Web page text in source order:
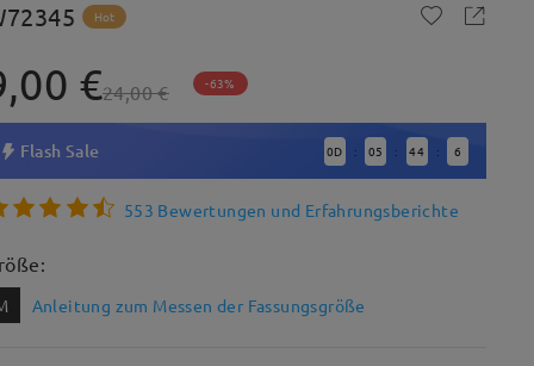
Hot
€24,00 € -63%
Flash Sale 0D : 05 : 44 : 4
553 Bewertungen und Erfahrungsberichte
Anleitung zum Messen der Fassungsgröße